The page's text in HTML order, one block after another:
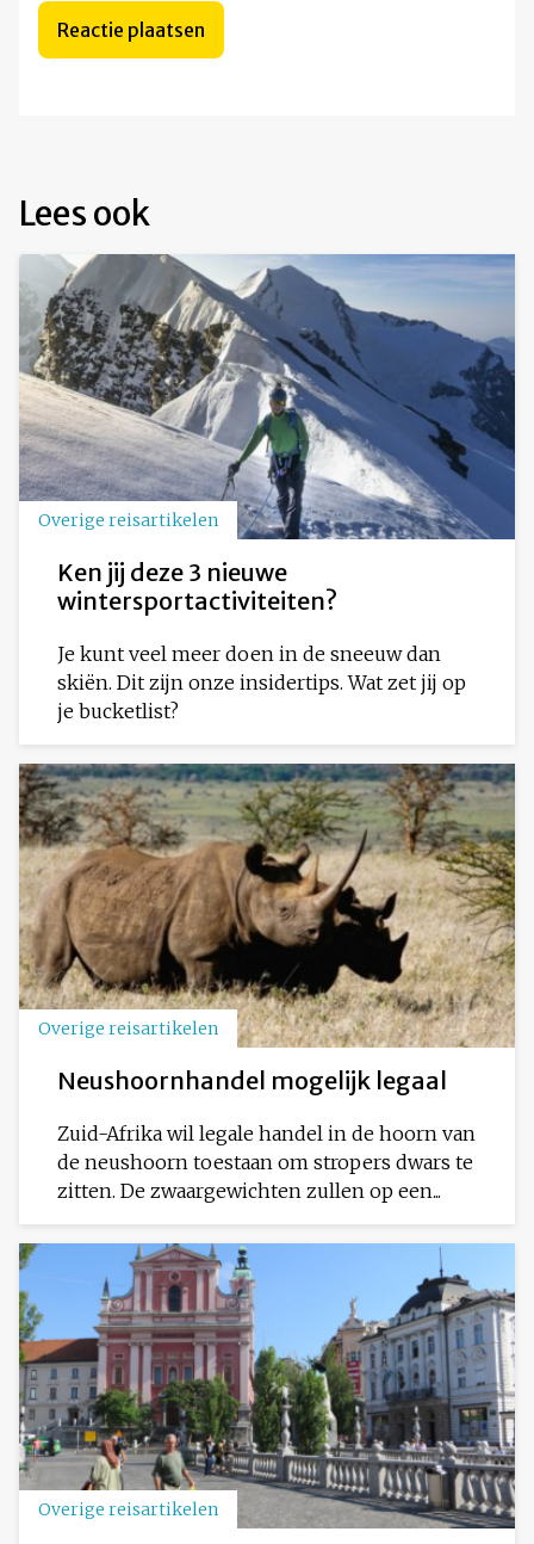
Lees ook
Overige reisartikelen
Ken jij deze 3 nieuwe
wintersportactiviteiten?
Je kunt veel meer doen in de sneeuw dan
skiën. Dit zijn onze insidertips. Wat zet jij op
je bucketlist?
Overige reisartikelen
Neushoornhandel mogelijk legaal
Zuid-Afrika wil legale handel in de hoorn van
de neushoorn toestaan om stropers dwars te
zitten. De zwaargewichten zullen op een...
Overige reisartikelen